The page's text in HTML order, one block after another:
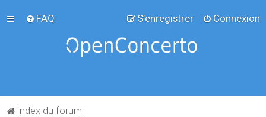
FAQ Connexion
S’enregistrer
Index du forum